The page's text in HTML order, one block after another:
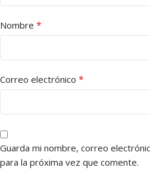
Nombre *
Correo electrónico *
Guarda mi nombre, correo
para la próxima vez que comente.